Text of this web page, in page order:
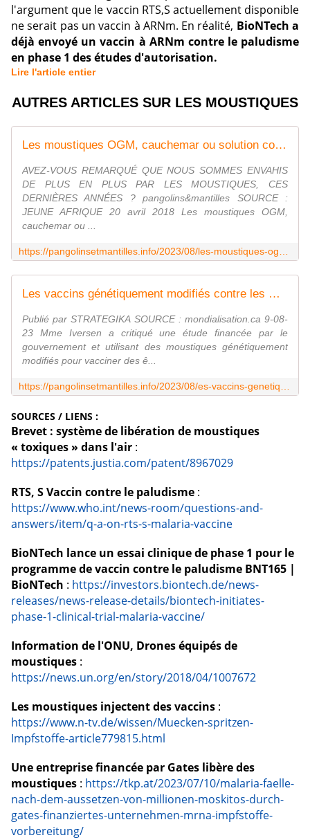
l'argument que le vaccin RTS,S actuellement disponible
ne serait pas un vaccin à ARNm. En réalité, BioNTech a
déjà envoyé un vaccin à ARNm contre le paludisme
en phase 1 des études d'autorisation.
Lire l'article entier
AUTRES ARTICLES SUR LES MOUSTIQUES
Les moustiques OGM, cauchemar ou solution contre le paludisme ? - Pangolins et mantilles
AVEZ-VOUS REMARQUÉ QUE NOUS SOMMES ENVAHIS
DE PLUS EN PLUS PAR LES MOUSTIQUES, CES
DERNIÈRES ANNÉES ? pangolins&mantilles SOURCE :
JEUNE AFRIQUE 20 avril 2018 Les moustiques OGM,
cauchemar ou ...
Les vaccins génétiquement modifiés contre les moustiques pourraient conduire à une vaccination de masse sans consentement, avertit Kim Iversen - Pangolins et mantilles
Publié par STRATEGIKA SOURCE : mondialisation.ca 9-08-
23 Mme Iversen a critiqué une étude financée par le
gouvernement et utilisant des moustiques génétiquement
modifiés pour vacciner des ê...
SOURCES / LIENS :
Brevet : système de libération de moustiques
« toxiques » dans l'air :
https://patents.justia.com/patent/8967029
RTS, S Vaccin contre le paludisme :
https://www.who.int/news-room/questions-and-
answers/item/q-a-on-rts-s-malaria-vaccine
BioNTech lance un essai clinique de phase 1 pour le
programme de vaccin contre le paludisme BNT165 |
BioNTech : https://investors.biontech.de/news-
releases/news-release-details/biontech-initiates-
phase-1-clinical-trial-malaria-vaccine/
Information de l'ONU, Drones équipés de
moustiques :
https://news.un.org/en/story/2018/04/1007672
Les moustiques injectent des vaccins :
https://www.n-tv.de/wissen/Muecken-spritzen-
Impfstoffe-article779815.html
Une entreprise financée par Gates libère des
moustiques : https://tkp.at/2023/07/10/malaria-faelle-
nach-dem-aussetzen-von-millionen-moskitos-durch-
gates-finanziertes-unternehmen-mrna-impfstoffe-
vorbereitung/